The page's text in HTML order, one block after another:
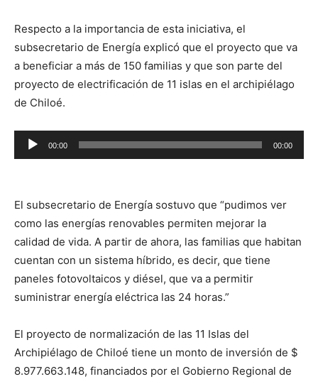
Respecto a la importancia de esta iniciativa, el
subsecretario de Energía explicó que el proyecto que va
a beneficiar a más de 150 familias y que son parte del
proyecto de electrificación de 11 islas en el archipiélago
de Chiloé.
Reproductor
de
00:00 00:00
El subsecretario de Energía sostuvo que “pudimos ver
como las energías renovables permiten mejorar la
calidad de vida. A partir de ahora, las familias que habitan
cuentan con un sistema híbrido, es decir, que tiene
paneles fotovoltaicos y diésel, que va a permitir
suministrar energía eléctrica las 24 horas.”
El proyecto de normalización de las 11 Islas del
Archipiélago de Chiloé tiene un monto de inversión de $
8.977.663.148, financiados por el Gobierno Regional de